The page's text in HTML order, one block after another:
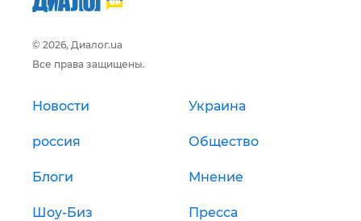
© 2026, Диалог.ua
Все права защищены.
Новости Украина
россия Общество
Блоги Мнение
Шоу-Биз Пресса